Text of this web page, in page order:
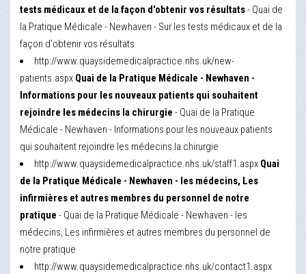
tests médicaux et de la façon d'obtenir vos résultats- Quai de
la Pratique Médicale - Newhaven - Sur les tests médicaux et de la
façon d'obtenir vos résultats
http://www.quaysidemedicalpractice.nhs.uk/new-
patients.aspx Quai de la Pratique Médicale - Newhaven -
Informations pour les nouveaux patients qui souhaitent
rejoindre les médecins la chirurgie - Quai de la Pratique
Médicale - Newhaven - Informations pour les nouveaux patients
qui souhaitent rejoindre les médecins la chirurgie
http://www.quaysidemedicalpractice.nhs.uk/staff1.aspx Quai
de la Pratique Médicale - Newhaven - les médecins, Les
infirmières et autres membres du personnel de notre
pratique - Quai de la Pratique Médicale - Newhaven - les
médecins, Les infirmières et autres membres du personnel de
notre pratique
http://www.quaysidemedicalpractice.nhs.uk/contact1.aspx